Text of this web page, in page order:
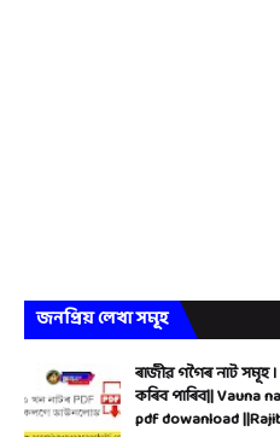
জনপ্ৰিয় লেখা সমূহ
ৰাজীৱ গগৈৰ নাট সমূহ
কৰিব পাৰিব|| Vauna
pdf dowanload